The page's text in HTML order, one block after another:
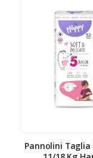
Pannolini Taglia